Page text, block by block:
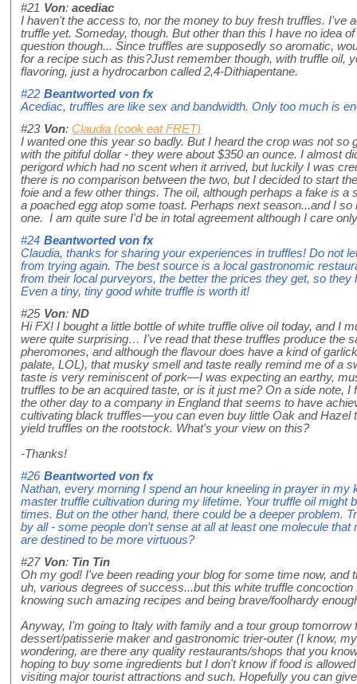
#21 Von: acediac
I haven't the access to, nor the money to buy fresh truffles. I've
truffle yet. Someday, though. But other than this I have no idea
question though... Since truffles are supposedly so aromatic,
for a recipe such as this?Just remember though, with truffle oil,
flavoring, just a hydrocarbon called 2,4-Dithiapentane.
#22 Beantworted von fx
Acediac, truffles are like sex and bandwidth. Only too much is
#23 Von: Claudia (cook eat FRET)
I wanted one this year so badly. But I heard the crop was not so
with the pitiful dollar - they were about $350 an ounce. I almost
perigord which had no scent when it arrived, but luckily I was
there is no comparison between the two, but I decided to start
foie and a few other things. The oil, although perhaps a fake is a
a poached egg atop some toast. Perhaps next season...and I
one. I am quite sure I'd be in total agreement although I care
#24 Beantworted von fx
Claudia, thanks for sharing your experiences in truffles! Do not
from trying again. The best source is a local gastronomic
from their local purveyors, the better the prices they get, so they
Even a tiny, tiny good white truffle is worth it!
#25 Von: ND
Hi FX! I bought a little bottle of white truffle olive oil today, and I
were quite surprising… I've read that these truffles produce the
pheromones, and although the flavour does have a kind of
palate, LOL), that musky smell and taste really remind me of a
taste is very reminiscent of pork—I was expecting an earthy,
truffles to be an acquired taste, or is it just me? On a side note, I
the other day to a company in England that seems to have
cultivating black truffles—you can even buy little Oak and Hazel
yield truffles on the rootstock. What's your view on this?
-Thanks!
#26 Beantworted von fx
Nathan, every morning I spend an hour kneeling in prayer in my
master truffle cultivation during my lifetime. Your truffle oil might
times. But on the other hand, there could be a deeper problem.
by all - some people don't sense at all at least one molecule
are destined to be more virtuous?
#27 Von: Tin Tin
Oh my god! I've been reading your blog for some time now, and
uh, various degrees of success...but this white truffle
knowing such amazing recipes and being brave/foolhardy
Anyway, I'm going to Italy with family and a tour group tomorrow
dessert/patisserie maker and gastronomic trier-outer (I know,
wondering, are there any quality restaurants/shops that you
hoping to buy some ingredients but I don't know if food is
visiting major tourist attractions and such. Hopefully you can